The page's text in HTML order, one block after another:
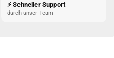
⚡ Schneller Support
durch unser Team